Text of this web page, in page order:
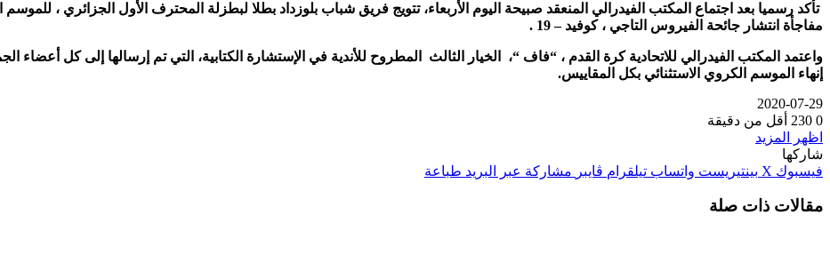
مفاجأة انتشار جائحة الفيروس التاجي ، كوفيد – 19
.
واعتمد المكتب الفيدرالي للاتحادية كرة القدم ، “فاف “، الخيار الثالث المطروح للأندية في الإستشارة الكتابية، التي تم إرسالها إلى كل أعضاء
إنهاء الموسم الكروي الاستثنائي بكل المقاييس.
2020-07-29
0
أقل من دقيقة
اظهر المزيد
شاركها
فيسبوك ‫X بينتيريست واتساب تيلقرام ڤايبر مشاركة عبر البريد طباعة
مقالات ذات صلة